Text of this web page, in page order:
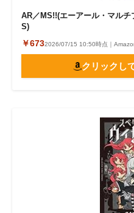
AR／MS!!(エーアール・マル
S)
￥6732026/07/15 10:50時点｜
クリックし